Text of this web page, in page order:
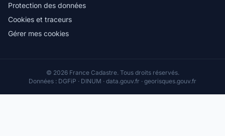
Protection des données
Cookies et traceurs
Gérer mes cookies
© 2026 France Cadastre. Tous droits réservés.
Données : DGFiP · DINUM · data.gouv.fr · georisques.gouv.fr